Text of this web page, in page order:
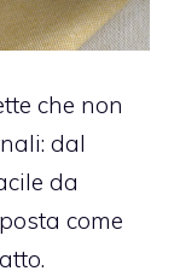
che non
dal
da
come